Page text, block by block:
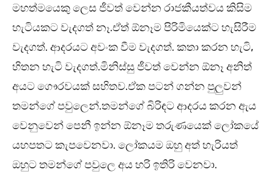
මහත්මයෙකු ලෙස ජීවත් වෙන්න රාජකීයත්වය කිසිම
හැටියකට වැදගත් නෑ.ඒත් ඕනෑම පිරිමියෙක්ට හැසිරීම
වැදගත්. ආදරයට අවංක වීම වැදගත්. කතා කරන හැටි,
හිතන හැටි වැදගත්.මිනිස්සු ජීවත් වෙන්න ඕනෑ අනිත්
අයට ගෞරවයක් සහිතව.ඒක පටන් ගන්න පුලුවන්
තමන්ගේ පවුලෙන්.තමන්ගේ බිරිඳට ආදරය කරන ඇය
වෙනුවෙන් පෙනී ඉන්න ඕනෑම තරුණයෙක් ලෝකයේ
යහපතට කැපවෙනවා. ලෝකයම ඔහු අත් හැරියත්
ඔහුට තමන්ගේ පවුලෙ අය හරි ඉතිරි වෙනවා.